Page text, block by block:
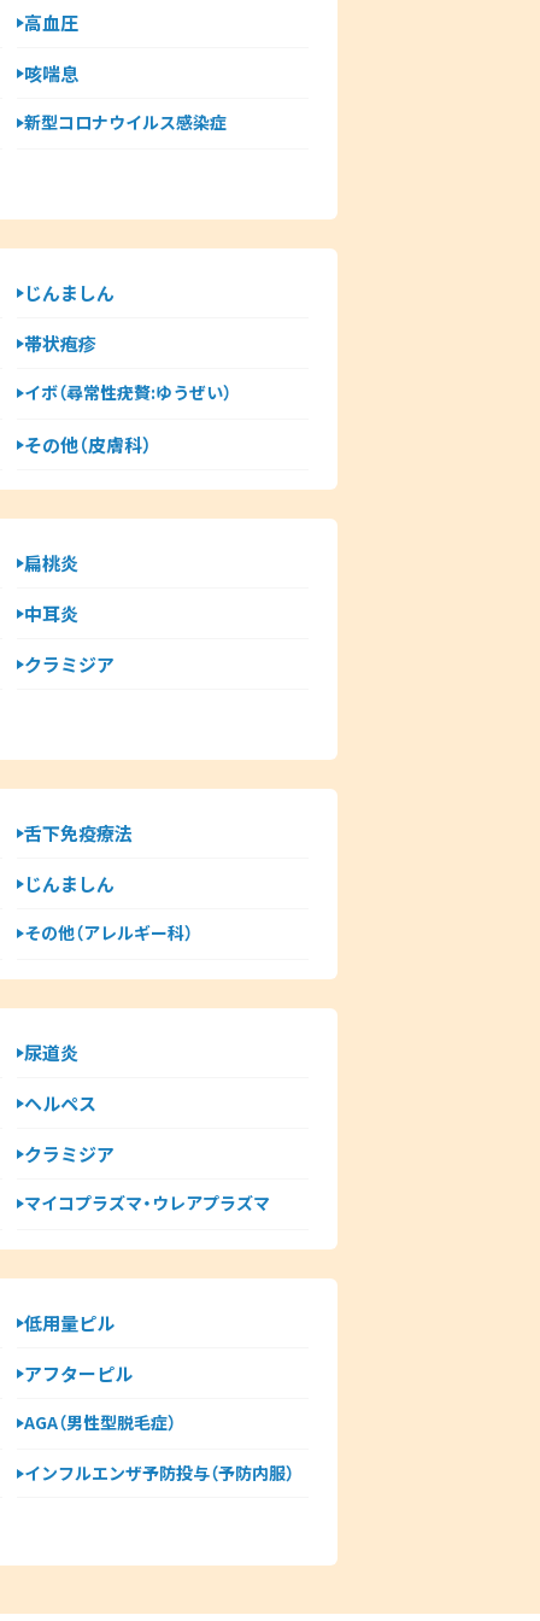
高血圧
咳喘息
新型コロナウイルス感染症
じんましん
帯状疱疹
イボ（尋常性疣贅:ゆうぜい）
その他（皮膚科）
扁桃炎
中耳炎
クラミジア
舌下免疫療法
じんましん
その他（アレルギー科）
尿道炎
ヘルペス
クラミジア
マイコプラズマ・ウレアプラズマ
低用量ピル
アフターピル
AGA（男性型脱毛症）
インフルエンザ予防投与（予防内服）